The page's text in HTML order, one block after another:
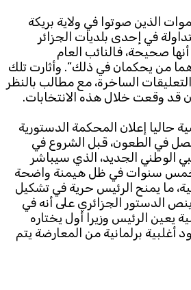
الذين صوتوا في ولاية بريكة
في إحدى بلديات الجزائر
صحيحة، فالنائب العام
من يحكمان في ذلك”. وأثارت تلك
الساخرة، مع مطالب بالنظر
قد وقعت خلال هذه الانتخابات.
حاليا إعلان المحكمة الدستورية
في الطعون، قبل الشروع في
الوطني الجديد، الذي سيباشر
سنوات في ظل هيمنة واضحة
ما يمنح الرئيس حرية في تشكيل
الدستور الجزائري على أنه في
يعين الرئيس وزيرا أول يختاره
برلمانية من المعارضة يتم